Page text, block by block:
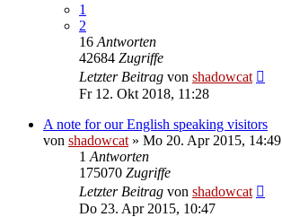
1
2
16 Antworten
42684 Zugriffe
Letzter Beitrag von shadowcat
Fr 12. Okt 2018, 11:28
A note for our English speaking visitors
von shadowcat » Mo 20. Apr 2015, 14:49
1 Antworten
175070 Zugriffe
Letzter Beitrag von shadowcat
Do 23. Apr 2015, 10:47